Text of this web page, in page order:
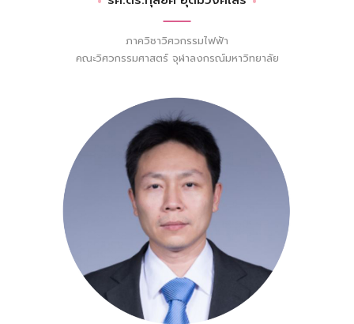
ภาควิชาวิศวกรรมไฟฟ้า
คณะวิศวกรรมศาสตร์ จุฬาลงกรณ์มหาวิทยาลัย